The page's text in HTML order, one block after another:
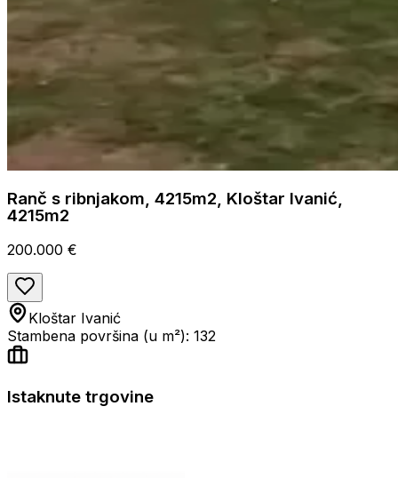
Ranč s ribnjakom, 4215m2, Kloštar Ivanić,
4215m2
200.000 €
Kloštar Ivanić
Stambena površina (u m²): 132
Istaknute trgovine